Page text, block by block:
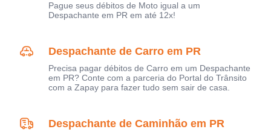
Pague seus débitos de Moto igual a um
Despachante em PR em até 12x!
Despachante de Carro em PR
Precisa pagar débitos de Carro em um Despachante
em PR? Conte com a parceria do Portal do Trânsito
com a Zapay para fazer tudo sem sair de casa.
Despachante de Caminhão em PR